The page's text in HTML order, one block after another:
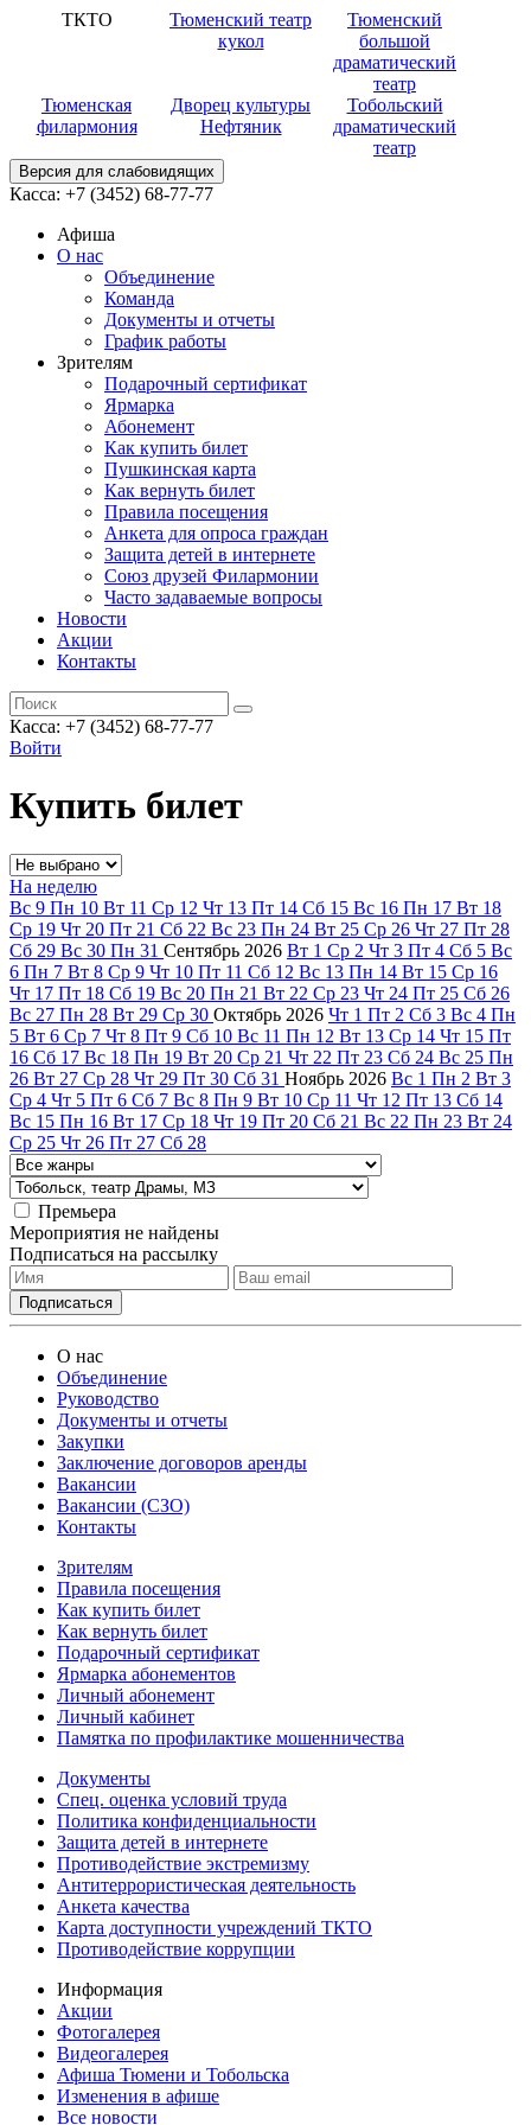
ТКТО
Тюменский театр
кукол
Тюменский
большой
драматический
театр
Тюменская
филармония
Дворец культуры
Нефтяник
Тобольский
драматический
театр
Версия для слабовидящих
Касса: +7 (3452) 68-77-77
Афиша
О нас
Объединение
Команда
Документы и отчеты
График работы
Зрителям
Подарочный сертификат
Ярмарка
Абонемент
Как купить билет
Пушкинская карта
Как вернуть билет
Правила посещения
Анкета для опроса граждан
Защита детей в интернете
Союз друзей Филармонии
Часто задаваемые вопросы
Новости
Акции
Контакты
Касса: +7 (3452) 68-77-77
Войти
Купить билет
На неделю
Вс 9 Пн 10 Вт 11 Ср 12 Чт 13 Пт 14 Сб 15 Вс 16 Пн 17 Вт 18
Ср 19 Чт 20 Пт 21 Сб 22 Вс 23 Пн 24 Вт 25 Ср 26 Чт 27 Пт 28
Сб 29 Вс 30 Пн 31 Сентябрь 2026 Вт 1 Ср 2 Чт 3 Пт 4 Сб 5 Вс
6 Пн 7 Вт 8 Ср 9 Чт 10 Пт 11 Сб 12 Вс 13 Пн 14 Вт 15 Ср 16
Чт 17 Пт 18 Сб 19 Вс 20 Пн 21 Вт 22 Ср 23 Чт 24 Пт 25 Сб 26
Вс 27 Пн 28 Вт 29 Ср 30 Октябрь 2026 Чт 1 Пт 2 Сб 3 Вс 4 Пн
5 Вт 6 Ср 7 Чт 8 Пт 9 Сб 10 Вс 11 Пн 12 Вт 13 Ср 14 Чт 15 Пт
16 Сб 17 Вс 18 Пн 19 Вт 20 Ср 21 Чт 22 Пт 23 Сб 24 Вс 25 Пн
26 Вт 27 Ср 28 Чт 29 Пт 30 Сб 31 Ноябрь 2026 Вс 1 Пн 2 Вт 3
Ср 4 Чт 5 Пт 6 Сб 7 Вс 8 Пн 9 Вт 10 Ср 11 Чт 12 Пт 13 Сб 14
Вс 15 Пн 16 Вт 17 Ср 18 Чт 19 Пт 20 Сб 21 Вс 22 Пн 23 Вт 24
Ср 25 Чт 26 Пт 27 Сб 28
Премьера
Мероприятия не найдены
Подписаться на рассылку
О нас
Объединение
Руководство
Документы и отчеты
Закупки
Заключение договоров аренды
Вакансии
Вакансии (СЗО)
Контакты
Зрителям
Правила посещения
Как купить билет
Как вернуть билет
Подарочный сертификат
Ярмарка абонементов
Личный абонемент
Личный кабинет
Памятка по профилактике мошенничества
Документы
Спец. оценка условий труда
Политика конфиденциальности
Защита детей в интернете
Противодействие экстремизму
Антитеррористическая деятельность
Анкета качества
Карта доступности учреждений ТКТО
Противодействие коррупции
Информация
Акции
Фотогалерея
Видеогалерея
Афиша Тюмени и Тобольска
Изменения в афише
Все новости